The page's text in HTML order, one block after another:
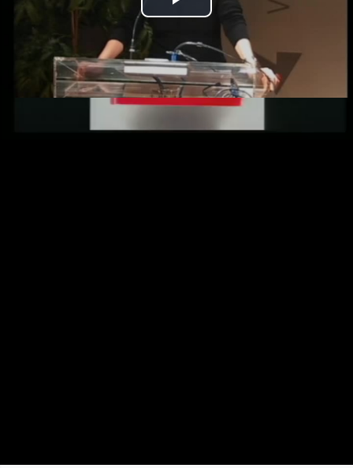
Play
Video